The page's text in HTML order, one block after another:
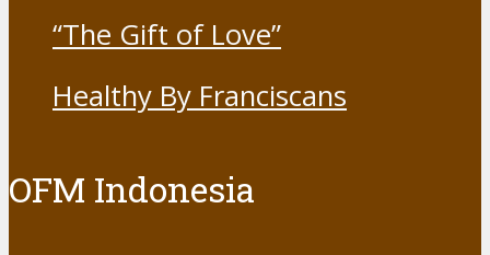
“The Gift of Love”
Healthy By Franciscans
OFM Indonesia